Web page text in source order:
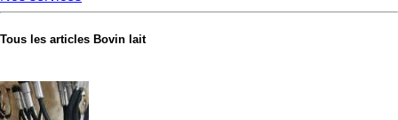
Tous les articles Bovin lait